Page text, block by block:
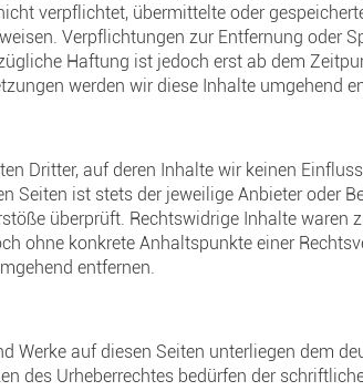
verpflichtet, übermittelte oder
Verpflichtungen zur Entfernung oder
Haftung ist jedoch erst ab dem
werden wir diese Inhalte umgehend
Dritter, auf deren Inhalte wir keinen
Seiten ist stets der jeweilige Anbieter oder
überprüft. Rechtswidrige Inhalte waren
ohne konkrete Anhaltspunkte einer
entfernen.
Werke auf diesen Seiten unterliegen dem
des Urheberrechtes bedürfen der